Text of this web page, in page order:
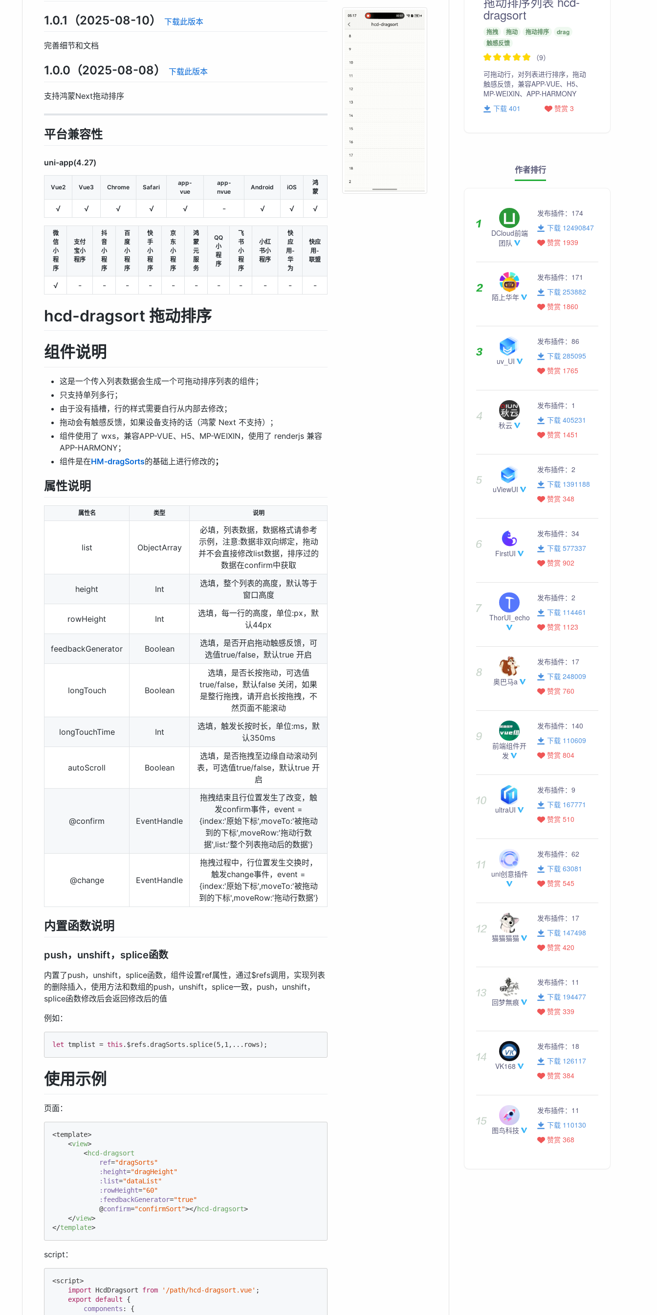
1.0.1（2025-08-10） 下载此版本
完善细节和文档
1.0.0（2025-08-08） 下载此版本
支持鸿蒙Next拖动排序
平台兼容性
uni-app(4.27)
Vue2 Vue3 Chrome Safari
app-
vue
app-
nvue
Android iOS
鸿
蒙
√ √ √ √ √ - √ √ √
微
信
小
程
序
支付
宝小
程序
抖
音
小
程
序
百
度
小
程
序
快
手
小
程
序
京
东
小
程
序
鸿
蒙
元
服
务
QQ
小
程
序
飞
书
小
程
序
小红
书小
程序
快
应
用-
华
为
快应
用-
联盟
√ - - - - - - - - - - -
hcd-dragsort 拖动排序
组件说明
这是一个传入列表数据会生成一个可拖动排序列表的组件；
只支持单列多行；
由于没有插槽，行的样式需要自行从内部去修改；
拖动会有触感反馈，如果设备支持的话（鸿蒙 Next 不支持）；
组件使用了 wxs，兼容APP-VUE、H5、MP-WEIXIN，使用了 renderjs 兼容
APP-HARMONY；
组件是在HM-dragSorts的基础上进行修改的；
属性说明
属性名 类型 说明
list ObjectArray
必填，列表数据，数据格式请参考
示例，注意:数据非双向绑定，拖动
并不会直接修改list数据，排序过的
数据在confirm中获取
height Int
选填，整个列表的高度，默认等于
窗口高度
rowHeight Int
选填，每一行的高度，单位:px，默
认44px
feedbackGenerator Boolean
选填，是否开启拖动触感反馈，可
选值true/false，默认true 开启
longTouch Boolean
选填，是否长按拖动，可选值
true/false，默认false 关闭，如果
是整行拖拽，请开启长按拖拽，不
然页面不能滚动
longTouchTime Int
选填，触发长按时长，单位:ms，默
认350ms
autoScroll Boolean
选填，是否拖拽至边缘自动滚动列
表，可选值true/false，默认true 开
启
@confirm EventHandle
拖拽结束且行位置发生了改变，触
发confirm事件，event =
{index:'原始下标',moveTo:'被拖动
到的下标',moveRow:'拖动行数
据',list:'整个列表拖动后的数据'}
@change EventHandle
拖拽过程中，行位置发生交换时，
触发change事件，event =
{index:'原始下标',moveTo:'被拖动
到的下标',moveRow:'拖动行数据'}
内置函数说明
push，unshift，splice函数
内置了push，unshift，splice函数，组件设置ref属性，通过$refs调用，实现列表
的删除插入，使用方法和数组的push，unshift，splice一致，push，unshift，
splice函数修改后会返回修改后的值
例如：
let tmplist = this .$refs.dragSorts.splice(5,1,...rows);
使用示例
页面：
<template>
<view>
<hcd-dragsort
ref="dragSorts"
:height="dragHeight"
:list="dataList"
:rowHeight="60"
:feedbackGenerator="true"
            @
confirm="confirmSort"></hcd-dragsort>
</view>
</template>
script：
<script>
import HcdDragsort from '/path/hcd-dragsort.vue' ;
export
default {
components : {
dragsort
拖拽 拖动 拖动排序
drag
触感反馈
（9）
可拖动行，对列表进行排序，拖动
触感反馈，兼容APP-VUE、H5、
MP-WEIXIN、APP-HARMONY
下载 401
赞赏 3
作者排行
DCloud前端
团队
发布插件： 174
下载 12490847
赞赏 1939
陌上华年
发布插件： 171
下载 253882
赞赏 1860
uv_UI
发布插件： 86
下载 285095
赞赏 1765
秋云
发布插件： 1
下载 405231
赞赏 1451
uViewUI
发布插件： 2
下载 1391188
赞赏 348
FirstUI
发布插件： 34
下载 577337
赞赏 902
ThorUI_echo
发布插件： 2
下载 114461
赞赏 1123
奥巴马a
发布插件： 17
下载 248009
赞赏 760
前端组件开
发
发布插件： 140
下载 110609
赞赏 804
ultraUI
发布插件： 9
下载 167771
赞赏 510
uni创意插件
发布插件： 62
下载 63081
赞赏 545
猫猫猫猫
发布插件： 17
下载 147498
赞赏 420
回梦無痕
发布插件： 11
下载 194477
赞赏 339
VK168
发布插件： 18
下载 126117
赞赏 384
图鸟科技
发布插件： 11
下载 110130
赞赏 368